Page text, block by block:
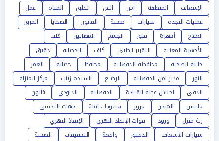
الإسعاف
المنطقة أمن الفن القلق المياه
عمل
عمليات النجدة
سيارات صحية القانون الضحايا
المرور
العلاج
أجهزة قلق الجسم المصابين
قلب
الأجهزة المعنية
التقرير الطبي كاف الحضانة
دقيق
حالته الصحيه
محافظة الدقهلية محافظ حضانة
العمر
النور
مدير امن الدقهلية الرضيع السيدة زينب
مركز المنزلة
الدقى
اختلال عجلة القيادة الدقهليه الداودي
قانون
ملابس
الشحن مرور سقوط حافلة
جهات التحقيق
ربة منزل
ورود قوات الإنقاذ النهري
الإنقاذ النهري
سيارات الاسعاف
الدقيق واقعة التحقيقات
الصحية